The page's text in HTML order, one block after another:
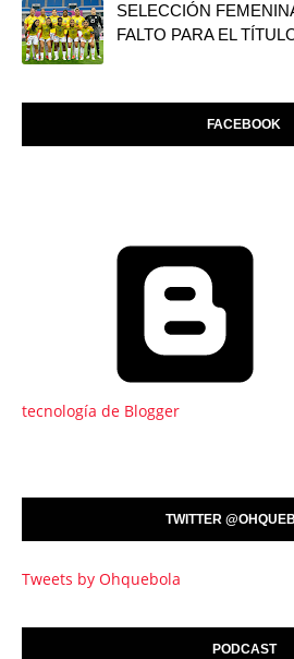
SELECCIÓN
FALTO PARA EL
FACEBOOK
tecnología de Blogger
TWITTER
Tweets by Ohquebola
PODCAST